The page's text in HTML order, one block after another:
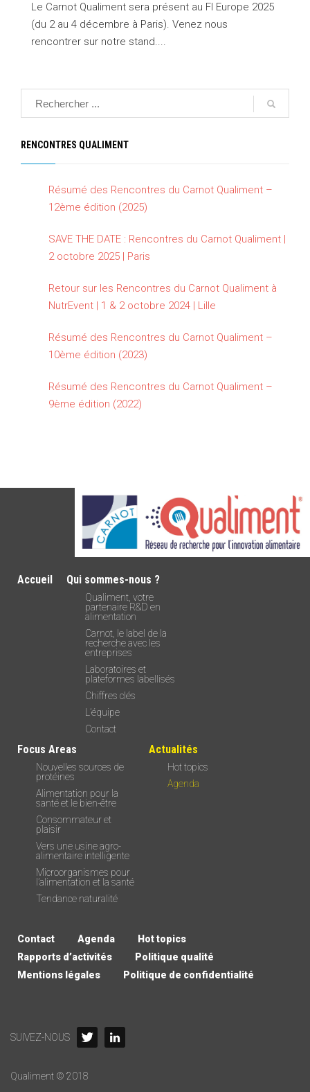
Le Carnot Qualiment sera présent au FI Europe 2025
(du 2 au 4 décembre à Paris). Venez nous
rencontrer sur notre stand....
RENCONTRES QUALIMENT
Résumé des Rencontres du Carnot Qualiment –
12ème édition (2025)
SAVE THE DATE : Rencontres du Carnot Qualiment |
2 octobre 2025 | Paris
Retour sur les Rencontres du Carnot Qualiment à
NutrEvent | 1 & 2 octobre 2024 | Lille
Résumé des Rencontres du Carnot Qualiment –
10ème édition (2023)
Résumé des Rencontres du Carnot Qualiment –
9ème édition (2022)
Accueil Qui sommes-nous ?
Qualiment, votre
partenaire R&D en
alimentation
Carnot, le label de la
recherche avec les
entreprises
Laboratoires et
plateformes labellisés
Chiffres clés
L’équipe
Contact
Focus Areas
Nouvelles sources de
protéines
Alimentation pour la
santé et le bien-être
Consommateur et
plaisir
Vers une usine agro-
alimentaire intelligente
Microorganismes pour
l’alimentation et la santé
Tendance naturalité
Actualités
Hot topics
Agenda
Contact Agenda
Hot topics
Rapports d’activités
Politique qualité
Mentions légales
Politique de confidentialité
SUIVEZ-NOUS
Qualiment © 2018